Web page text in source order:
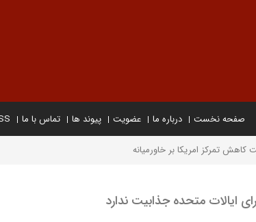
صفحه نخست درباره ما عضویت پیوند ها تماس با ما
کاهش تمرکز امریکا بر خاورمیانه
ایالات متحده جذابیت ندارد